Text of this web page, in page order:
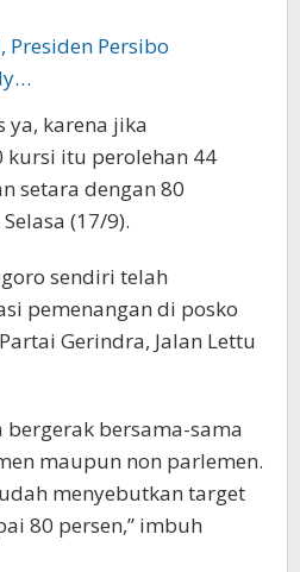
Presiden Persibo
ya, karena jika
kursi itu perolehan 44
setara dengan 80
(17/9).
sendiri telah
pemenangan di posko
Gerindra, Jalan Lettu
bergerak bersama-sama
maupun non parlemen.
menyebutkan target
80 persen,” imbuh